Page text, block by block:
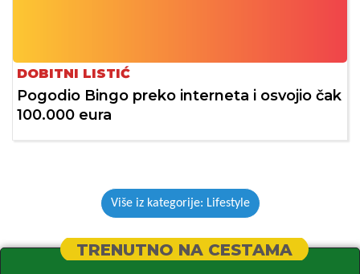
DOBITNI LISTIĆ
Pogodio Bingo preko interneta i osvojio čak
100.000 eura
Više iz kategorije: Lifestyle
TRENUTNO NA CESTAMA